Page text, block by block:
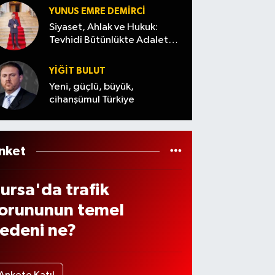
başla
dı
t çekti
YUNUS EMRE DEMIRCI
Siyaset, Ahlak ve Hukuk:
Tevhidî Bütünlükte Adalet
YİĞİT BULUT
Yeni, güçlü, büyük,
cihanşümul Türkiye
trafik
temel
ne?